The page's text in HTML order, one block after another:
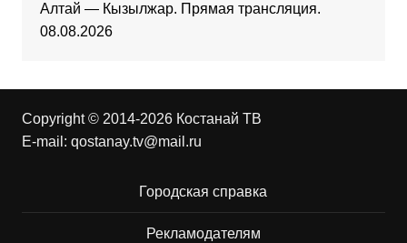
Алтай — Кызылжар. Прямая трансляция.
08.08.2026
Copyright © 2014-2026 Костанай ТВ
E-mail: qostanay.tv@mail.ru
Городская справка
Рекламодателям